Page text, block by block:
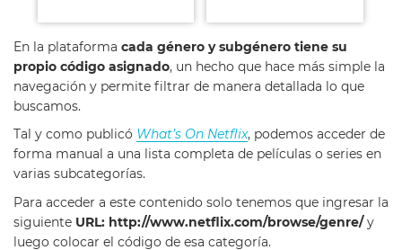
En la plataforma cada género y subgénero tiene su
propio código asignado, un hecho que hace más simple la
navegación y permite filtrar de manera detallada lo que
buscamos.
Tal y como publicó What’s On Netflix, podemos acceder de
forma manual a una lista completa de películas o series en
varias subcategorías.
Para acceder a este contenido solo tenemos que ingresar la
siguiente URL: http://www.netflix.com/browse/genre/y
luego colocar el código de esa categoría.